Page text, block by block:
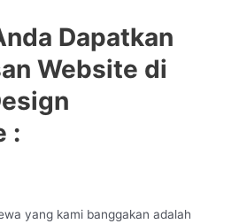
Dapatkan
Website di
:
yang kami banggakan adalah